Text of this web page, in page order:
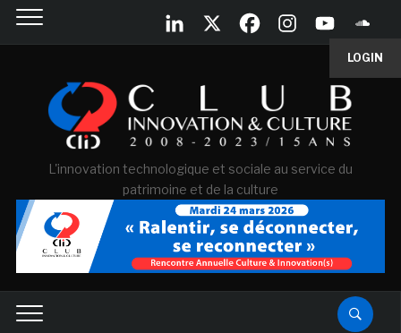
LOGIN
L'innovation technologique et sociale au service du
patrimoine et de la culture